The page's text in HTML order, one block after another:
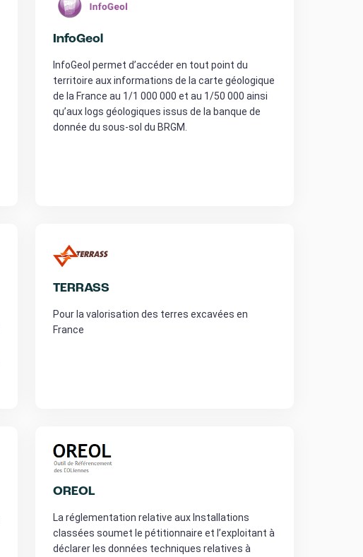
InfoGeol
InfoGeol permet d’accéder en tout point du
territoire aux informations de la carte géologique
de la France au 1/1 000 000 et au 1/50 000 ainsi
qu’aux logs géologiques issus de la banque de
donnée du sous-sol du BRGM.
TERRASS
Pour la valorisation des terres excavées en
France
OREOL
La réglementation relative aux Installations
classées soumet le pétitionnaire et l’exploitant à
déclarer les données techniques relatives à